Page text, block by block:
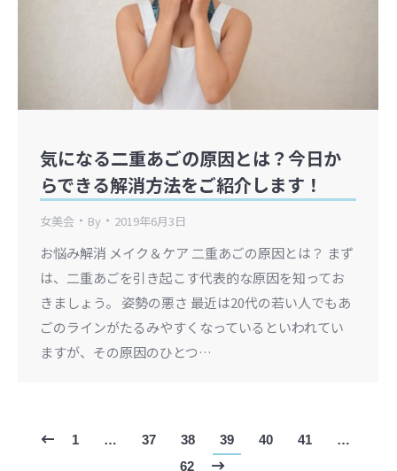
気になる二重あごの原因とは？今日か
らできる解消方法をご紹介します！
女美会 By 2019年6月3日
お悩み解消 メイク＆ケア 二重あごの原因とは？ まず
は、二重あごを引き起こす代表的な原因を知ってお
きましょう。 姿勢の悪さ 最近は20代の若い人でもあ
ごのラインがたるみやすくなっているといわれてい
ますが、その原因のひとつ…
1 … 37 38 39 40 41
…
62